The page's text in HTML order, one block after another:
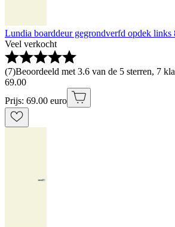
Lundia boarddeur gegrondverfd opdek links
Veel verkocht
(7)Beoordeeld met 3.6 van de 5 sterren, 7
69.00
Prijs: 69.00 euro